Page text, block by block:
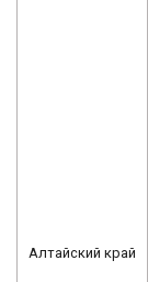
Алтайский край